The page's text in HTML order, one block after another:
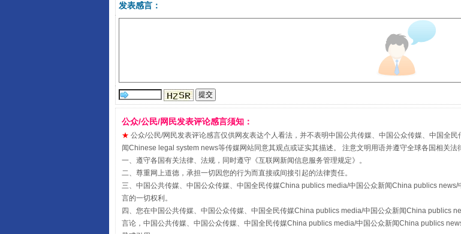
全民健身五年计划来了！等你上场 事关残疾人未来5年
发表感言：
公众/公民/网民发表评论感言须知：
★ 公众/公民/网民发表评论感言仅供网友表达个人看法，并不表明中国公共传媒、中国公众传媒、中国全
闻Chinese legal system news等传媒网站同意其观点或证实其描述。 注意文明用语并遵守全球各国相关法
一、遵守各国有关法律、法规，同时遵守《互联网新闻信息服务管理规定》。
二、尊重网上道德，承担一切因您的行为而直接或间接引起的法律责任。
三、中国公共传媒、中国公众传媒、中国全民传媒China publics media/中国公众新闻China publics
言的一切权利。
四、您在中国公共传媒、中国公众传媒、中国全民传媒China publics media/中国公众新闻China publics
言论，中国公共传媒、中国公众传媒、中国全民传媒China publics media/中国公众新闻China publics